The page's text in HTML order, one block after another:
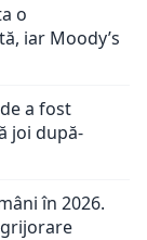
o
iar Moody’s
a fost
joi după-
în 2026.